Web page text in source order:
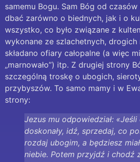
samemu Bogu. Sam Bóg od czasów
dbać zarówno o biednych, jak i o
wszystko, co było związane z
wykonane ze szlachetnych, drogich
składano ofiary całopalne (a więc
„marnowało”) itp. Z drugiej strony
szczególną troskę o ubogich,
przybyszów. To samo mamy i w
strony:
Jezus mu odpowiedział:
doskonały, idź, sprzedaj, co
rozdaj ubogim, a będziesz
niebie. Potem przyjdź i chodź